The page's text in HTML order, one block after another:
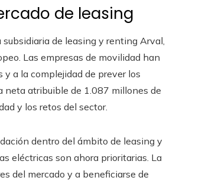
de leasing
de leasing y renting Arval,
Las empresas de movilidad han
a la complejidad de prever los
neta atribuible de 1.087 millones de
y los retos del sector.
dentro del ámbito de leasing y
eléctricas son ahora prioritarias. La
del mercado y a beneficiarse de